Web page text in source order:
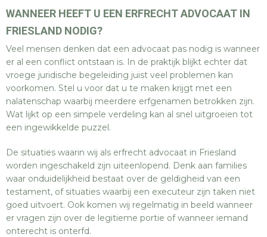
WANNEER HEEFT U EEN ERFRECHT ADVOCAAT IN
FRIESLAND NODIG?
Veel mensen denken dat een advocaat pas nodig is wanneer
er al een conflict ontstaan is. In de praktijk blijkt echter dat
vroege juridische begeleiding juist veel problemen kan
voorkomen. Stel u voor dat u te maken krijgt met een
nalatenschap waarbij meerdere erfgenamen betrokken zijn.
Wat lijkt op een simpele verdeling kan al snel uitgroeien tot
een ingewikkelde puzzel.
De situaties waarin wij als erfrecht advocaat in Friesland
worden ingeschakeld zijn uiteenlopend. Denk aan families
waar onduidelijkheid bestaat over de geldigheid van een
testament, of situaties waarbij een executeur zijn taken niet
goed uitvoert. Ook komen wij regelmatig in beeld wanneer
er vragen zijn over de legitieme portie of wanneer iemand
onterecht is onterfd.